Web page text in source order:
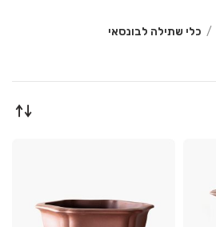
כלי שתילה לבונסאי